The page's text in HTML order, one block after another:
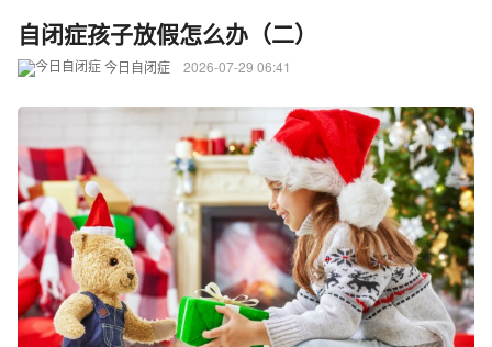
自闭症孩子放假怎么办（二）
今日自闭症 2026-07-29 06:41